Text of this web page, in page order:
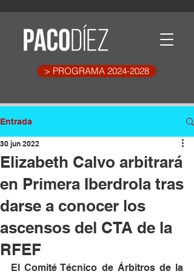
> PROGRAMA 2024-2028
Entrada
Elizabeth Calvo arbitrará
en Primera Iberdrola tras
darse a conocer los
ascensos del CTA de la
RFEF
30 jun 2022
El Comité Técnico de Árbitros de la